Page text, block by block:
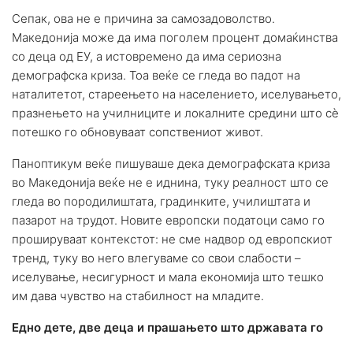
Сепак, ова не е причина за самозадоволство.
Македонија може да има поголем процент домаќинства
со деца од ЕУ, а истовремено да има сериозна
демографска криза. Тоа веќе се гледа во падот на
наталитетот, стареењето на населението, иселувањето,
празнењето на училниците и локалните средини што сè
потешко го обновуваат сопствениот живот.
Паноптикум веќе пишуваше дека демографската криза
во Македонија веќе не е иднина, туку реалност што се
гледа во породилиштата, градинките, училиштата и
пазарот на трудот. Новите европски податоци само го
прошируваат контекстот: не сме надвор од европскиот
тренд, туку во него влегуваме со свои слабости –
иселување, несигурност и мала економија што тешко
им дава чувство на стабилност на младите.
Едно дете, две деца и прашањето што државата го